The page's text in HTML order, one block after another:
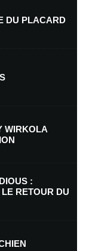
le navigateur pour
DU PLACARD
WIRKOLA
:
RETOUR DU